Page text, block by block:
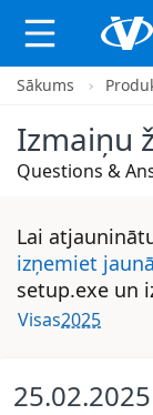
Sākums
Izmaiņu
Questions &
Lai
izņemiet
setup.exe un
Visas2025
25.02.2025